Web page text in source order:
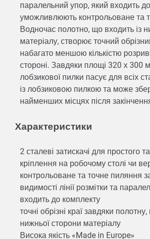
паралельний упор, який входить
уможливлюють контрольоване та
Водночас полотно, що входить із
матеріалу, створює точний
набагато меншою кількістю
стороні. Завдяки площі 320 х 300
лобзикової пилки пасує для всіх
із лобзиковою пилкою та може
найменших місцях після
Характеристики
2 сталеві затискачі для простого
кріплення на робочому столі чи
контрольоване та точне пиляння
видимості лінії розмітки та
входить до комплекту
точні обрізні краї завдяки
нижньої сторони матеріалу
Висока якість «Made in Europe»